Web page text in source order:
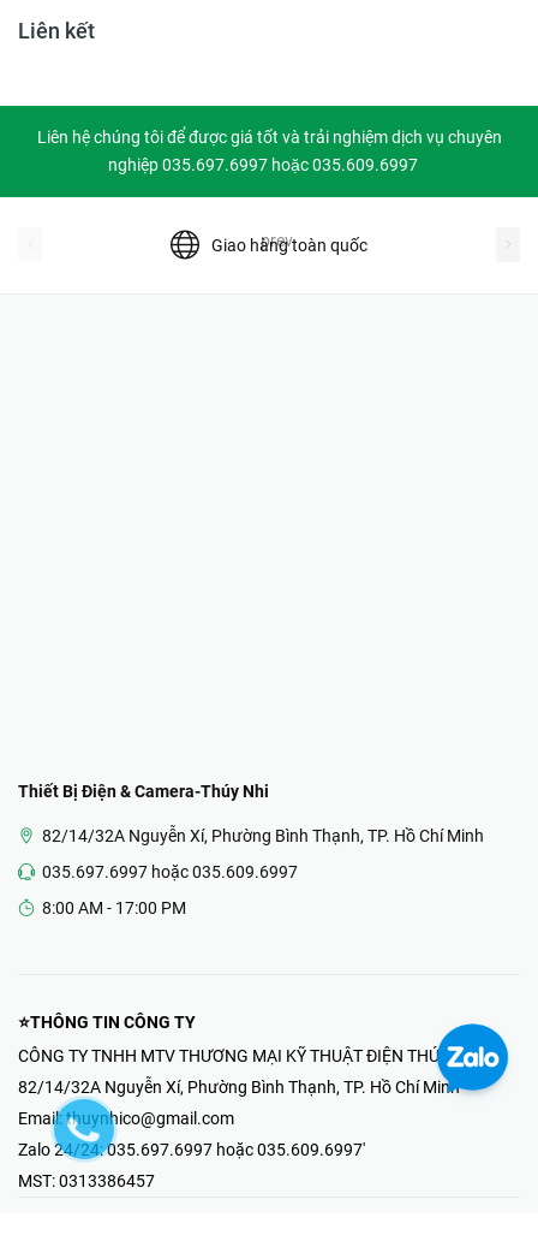
Liên kết
Liên hệ chúng tôi để được giá tốt và trải nghiệm dịch vụ chuyên
nghiệp 035.697.6997 hoặc 035.609.6997
Giao hàng toàn quốc
prev
Thiết Bị Điện & Camera-Thúy Nhi
82/14/32A Nguyễn Xí, Phường Bình Thạnh, TP. Hồ Chí Minh
035.697.6997 hoặc 035.609.6997
8:00 AM - 17:00 PM
⭐THÔNG TIN CÔNG TY
CÔNG TY TNHH MTV THƯƠNG MẠI KỸ THUẬT ĐIỆN THÚY NHI
82/14/32A Nguyễn Xí, Phường Bình Thạnh, TP. Hồ Chí Minh
Email: thuynhico@gmail.com
Zalo 24/24:035.697.6997 hoặc 035.609.6997'
MST:0313386457